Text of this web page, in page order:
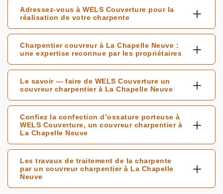
Adressez-vous à WELS Couverture pour la
réalisation de votre charpente
Charpentier couvreur à La Chapelle Neuve :
une expertise reconnue par les propriétaires
Le savoir — faire de WELS Couverture un
couvreur charpentier à La Chapelle Neuve
Confiez la confection d’ossature porteuse à
WELS Couverture, un couvreur charpentier à
La Chapelle Neuve
Les travaux de traitement de la charpente
par un couvreur charpentier à La Chapelle
Neuve